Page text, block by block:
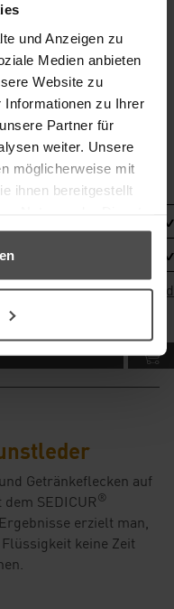
und Anzeigen zu
Medien anbieten
Website zu
Informationen zu Ihrer
Partner für
weiter. Unsere
möglicherweise mit
ihnen bereitgestellt
inkl. MwSt., zzgl.Versand
Getränkeflecken auf
SEDICUR®
erzielt man,
keine Zeit